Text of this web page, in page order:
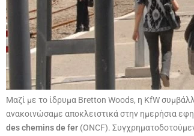
Μαζί με το ίδρυμα Bretton Woods, η KfW
ανακοινώσαμε αποκλειστικά στην ημερήσια
des chemins de fer (ONCF).